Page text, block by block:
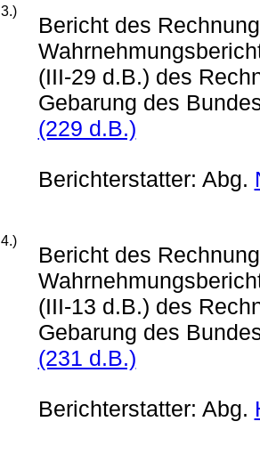
3.)
Bericht des
(III-29 d.B.) des
Gebarung des
(229 d.B.)
Berichterstatter: Abg.
4.)
Bericht des
(III-13 d.B.) des
Gebarung des
(231 d.B.)
Berichterstatter: Abg.